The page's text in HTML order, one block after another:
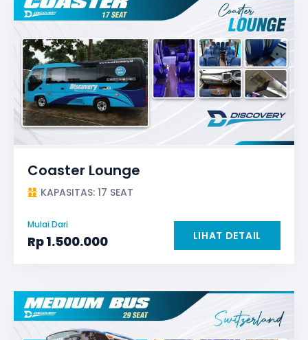
Coaster Lounge
KAPASITAS: 17 SEAT
Mulai Dari
Rp1.500.000 LIHAT DETAIL